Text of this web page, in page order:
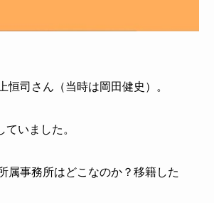
司さん（当時は岡田健史）。
いました。
属事務所はどこなのか？移籍した